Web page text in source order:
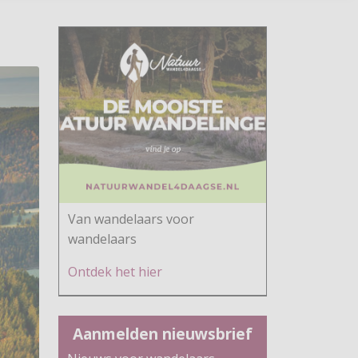
Van wandelaars voor
wandelaars
Ontdek het hier
Aanmelden nieuwsbrief